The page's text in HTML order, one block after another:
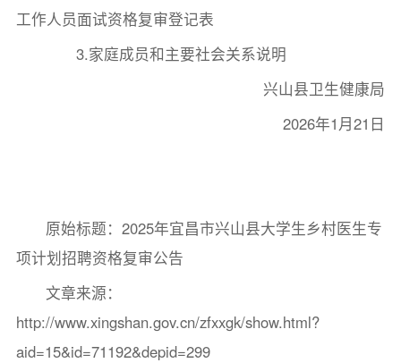
工作人员面试资格复审登记表
3.家庭成员和主要社会关系说明
兴山县卫生健康局
2026年1月21日
原始标题：2025年宜昌市兴山县大学生乡村医生专
项计划招聘资格复审公告
文章来源：
http://www.xingshan.gov.cn/zfxxgk/show.html?
aid=15&id=71192&depid=299